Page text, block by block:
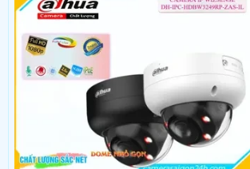
nghiệm giám sát toàn diện.